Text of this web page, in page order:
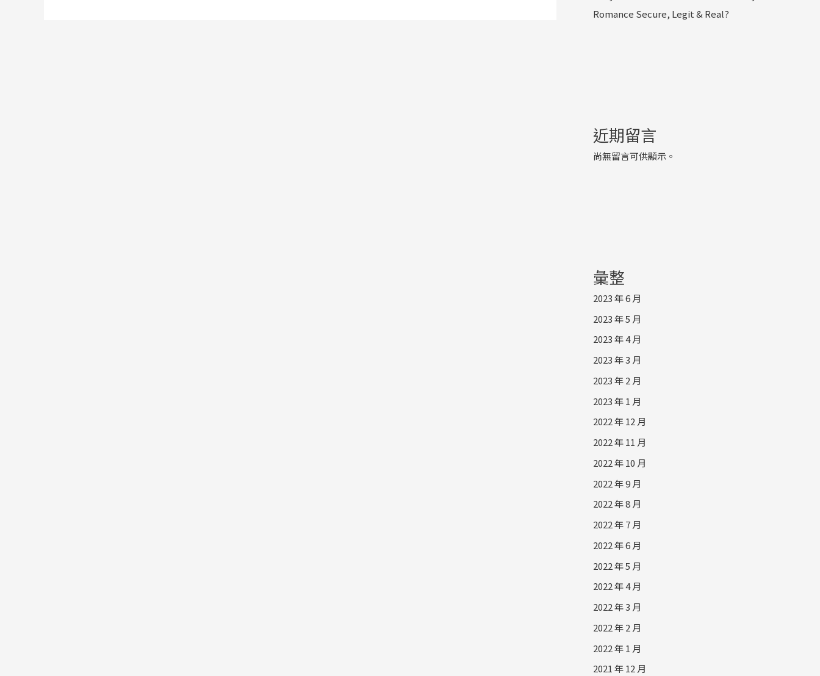
Romance Secure, Legit & Real?
近期留言
尚無留言可供顯示。
彙整
2023 年 6 月
2023 年 5 月
2023 年 4 月
2023 年 3 月
2023 年 2 月
2023 年 1 月
2022 年 12 月
2022 年 11 月
2022 年 10 月
2022 年 9 月
2022 年 8 月
2022 年 7 月
2022 年 6 月
2022 年 5 月
2022 年 4 月
2022 年 3 月
2022 年 2 月
2022 年 1 月
2021 年 12 月